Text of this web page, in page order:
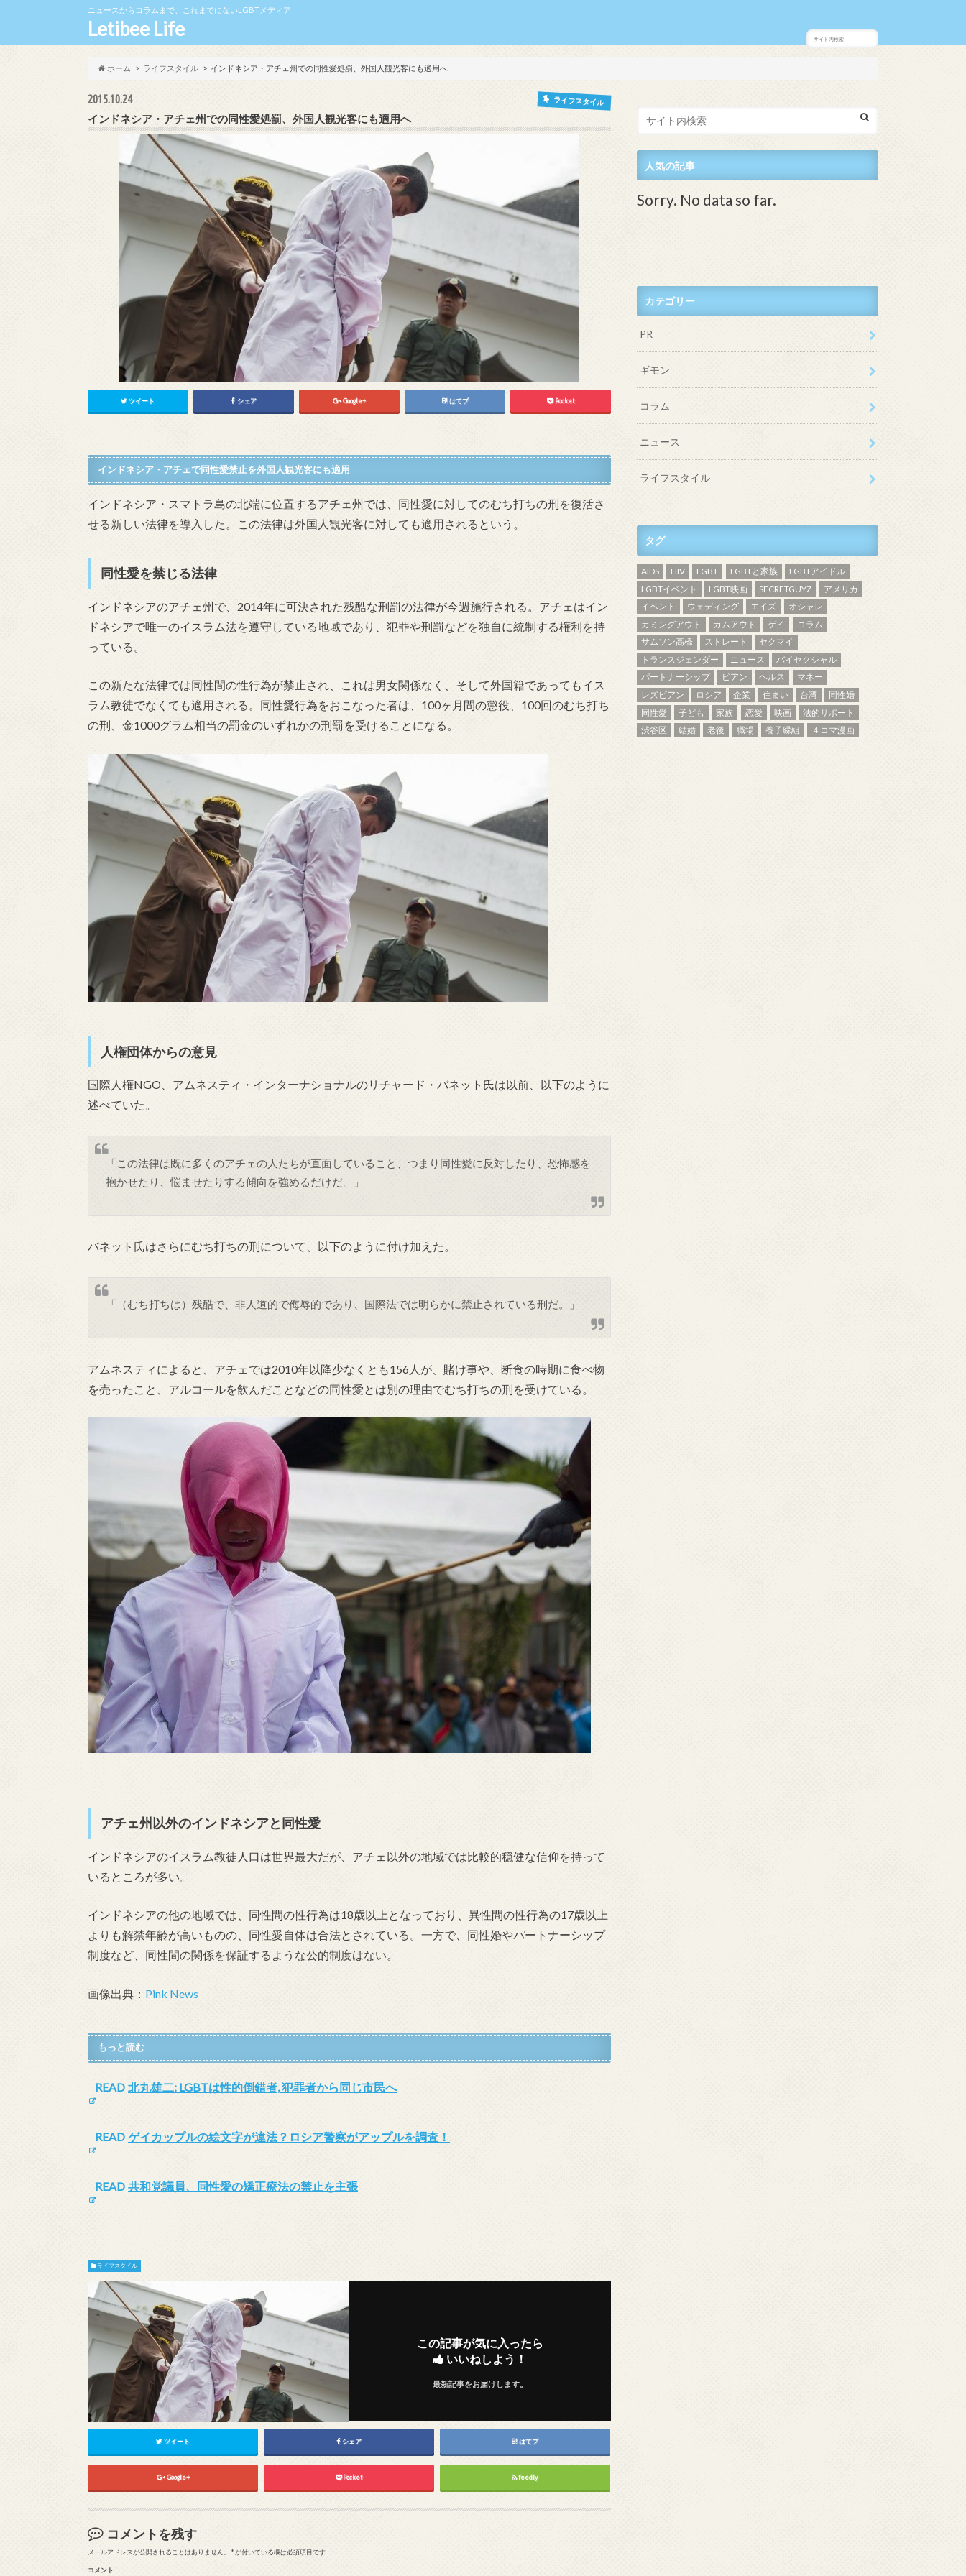
ニュースからコラムまで、これまでにないLGBTメディア
Letibee Life
ホーム ライフスタイル インドネシア・アチェ州での同性愛処罰、外国人観光客にも適用へ
2015.10.24 ライフスタイル
インドネシア・アチェ州での同性愛処罰、外国人観光客にも適用へ
ツイート シェア Google+ はてブ Pocket
インドネシア・アチェで同性愛禁止を外国人観光客にも適用
インドネシア・スマトラ島の北端に位置するアチェ州では、同性愛に対してのむち打ちの刑を復活さ
せる新しい法律を導入した。この法律は外国人観光客に対しても適用されるという。
同性愛を禁じる法律
インドネシアのアチェ州で、2014年に可決された残酷な刑罰の法律が今週施行される。アチェはイン
ドネシアで唯一のイスラム法を遵守している地域であり、犯罪や刑罰などを独自に統制する権利を持
っている。
この新たな法律では同性間の性行為が禁止され、これは男女関係なく、そして外国籍であってもイス
ラム教徒でなくても適用される。同性愛行為をおこなった者は、100ヶ月間の懲役、100回のむち打ち
の刑、金1000グラム相当の罰金のいずれかの刑罰を受けることになる。
人権団体からの意見
国際人権NGO、アムネスティ・インターナショナルのリチャード・バネット氏は以前、以下のように
述べていた。
「この法律は既に多くのアチェの人たちが直面していること、つまり同性愛に反対したり、恐怖感を
抱かせたり、悩ませたりする傾向を強めるだけだ。」
バネット氏はさらにむち打ちの刑について、以下のように付け加えた。
「（むち打ちは）残酷で、非人道的で侮辱的であり、国際法では明らかに禁止されている刑だ。」
アムネスティによると、アチェでは2010年以降少なくとも156人が、賭け事や、断食の時期に食べ物
を売ったこと、アルコールを飲んだことなどの同性愛とは別の理由でむち打ちの刑を受けている。
アチェ州以外のインドネシアと同性愛
インドネシアのイスラム教徒人口は世界最大だが、アチェ以外の地域では比較的穏健な信仰を持って
いるところが多い。
インドネシアの他の地域では、同性間の性行為は18歳以上となっており、異性間の性行為の17歳以上
よりも解禁年齢が高いものの、同性愛自体は合法とされている。一方で、同性婚やパートナーシップ
制度など、同性間の関係を保証するような公的制度はない。
画像出典： Pink News
もっと読む
READ 北丸雄二: LGBTは性的倒錯者, 犯罪者から同じ市民へ
READ ゲイカップルの絵文字が違法？ロシア警察がアップルを調査！
READ 共和党議員、同性愛の矯正療法の禁止を主張
ライフスタイル
この記事が気に入ったら
いいねしよう！
最新記事をお届けします。
ツイート シェア はてブ
Google+ Pocket feedly
コメントを残す
メールアドレスが公開されることはありません。 * が付いている欄は必須項目です
コメント
人気の記事
Sorry. No data so far.
カテゴリー
PR
ギモン
コラム
ニュース
ライフスタイル
タグ
AIDS HIV LGBT LGBTと家族
LGBTアイドル
LGBTイベント
LGBT映画 SECRETGUYZ
アメリカ
イベント
ウェディング エイズ
オシャレ
カミングアウト
カムアウト ゲイ
コラム
サムソン高橋
ストレート
セクマイ
トランスジェンダー
ニュース
バイセクシャル
パートナーシップ
ビアン ヘルス
マネー
レズビアン
ロシア 企業 住まい 台湾
同性婚
同性愛
子ども 家族 恋愛 映画
法的サポート
渋谷区
結婚 老後 職場 養子縁組 ４コマ漫画